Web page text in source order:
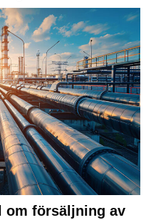
om försäljning av